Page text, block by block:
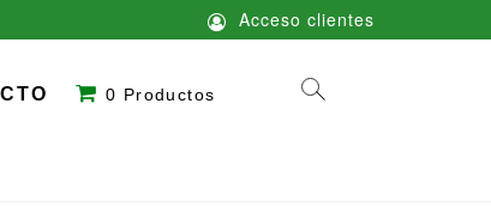
Acceso clientes
0 Productos